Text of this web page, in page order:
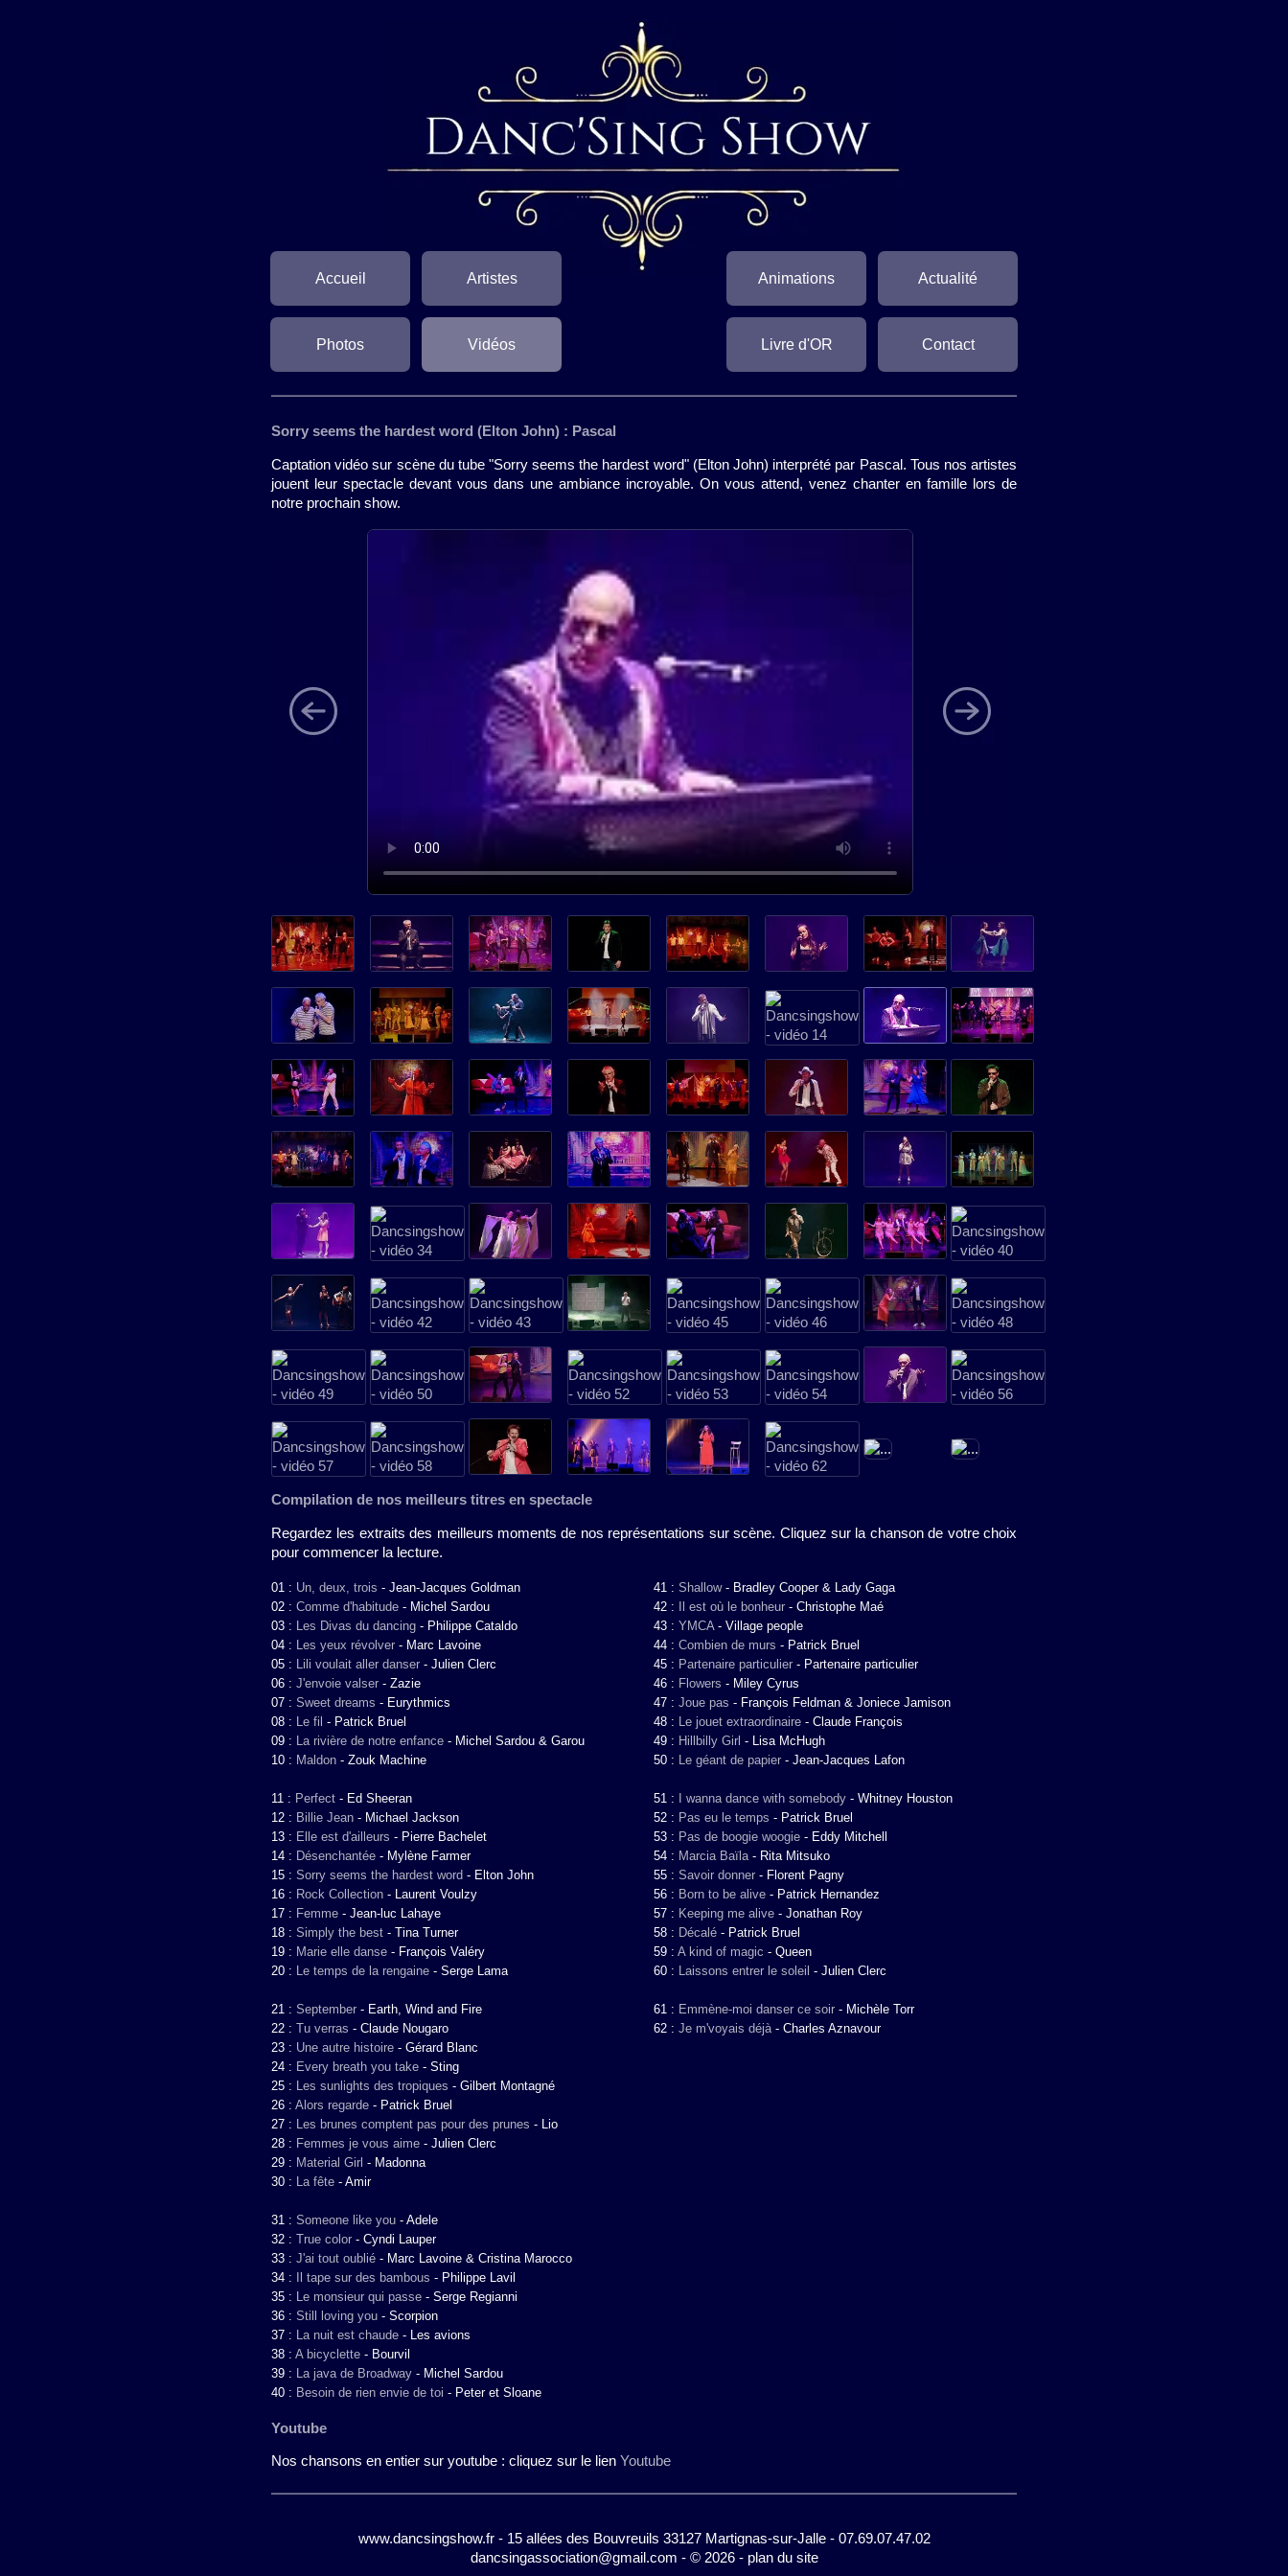
Accueil Artistes Animations Actualité
Photos Vidéos Livre d'OR Contact
Sorry seems the hardest word (Elton John) : Pascal
Captation vidéo sur scène du tube "Sorry seems the hardest word" (Elton John) interprété par Pascal. Tous nos artistes
jouent leur spectacle devant vous dans une ambiance incroyable. On vous attend, venez chanter en famille lors de
notre prochain show.
Compilation de nos meilleurs titres en spectacle
Regardez les extraits des meilleurs moments de nos représentations sur scène. Cliquez sur la chanson de votre choix
pour commencer la lecture.
01 : Un, deux, trois - Jean-Jacques Goldman
02 : Comme d'habitude - Michel Sardou
03 :
Les Divas du dancing - Philippe Cataldo
04 :
Les yeux révolver - Marc Lavoine
05 :
Lili voulait aller danser - Julien Clerc
06 : J'envoie valser - Zazie
07 : Sweet dreams - Eurythmics
08 :
Le fil - Patrick Bruel
09 :
La rivière de notre enfance - Michel Sardou & Garou
10 : Maldon - Zouk Machine
11 : Perfect - Ed Sheeran
12 : Billie Jean - Michael Jackson
13 : Elle est d'ailleurs - Pierre Bachelet
14 : Désenchantée - Mylène Farmer
15 : Sorry seems the hardest word - Elton John
16 : Rock Collection -
Laurent Voulzy
17 : Femme - Jean-luc Lahaye
18 : Simply the best - Tina Turner
19 : Marie elle danse - François Valéry
20 :
Le temps de la rengaine - Serge Lama
21 : September - Earth, Wind and Fire
22 : Tu verras - Claude Nougaro
23 : Une autre histoire - Gérard Blanc
24 : Every breath you take - Sting
25 :
Les sunlights des tropiques - Gilbert Montagné
26 : Alors regarde - Patrick Bruel
27 :
Les brunes comptent pas pour des prunes -
Lio
28 : Femmes je vous aime - Julien Clerc
29 : Material Girl - Madonna
30 :
La fête - Amir
31 : Someone like you - Adele
32 : True color - Cyndi Lauper
33 : J'ai tout oublié - Marc Lavoine & Cristina Marocco
34 :
Il tape sur des bambous - Philippe Lavil
35 :
Le monsieur qui passe - Serge Regianni
36 : Still loving you - Scorpion
37 :
La nuit est chaude -
Les avions
38 : A bicyclette - Bourvil
39 :
La java de Broadway - Michel Sardou
40 : Besoin de rien envie de toi - Peter et Sloane
41 : Shallow- Bradley Cooper & Lady Gaga
42 :
Il est où le bonheur - Christophe Maé
43 : YMCA - Village people
44 : Combien de murs - Patrick Bruel
45 : Partenaire particulier - Partenaire particulier
46 : Flowers - Miley Cyrus
47 : Joue pas - François Feldman & Joniece Jamison
48 :
Le jouet extraordinaire - Claude François
49 : Hillbilly Girl -
Lisa McHugh
50 :
Le géant de papier - Jean-Jacques Lafon
51 : I wanna dance with somebody - Whitney Houston
52 : Pas eu le temps - Patrick Bruel
53 : Pas de boogie woogie - Eddy Mitchell
54 : Marcia Baïla - Rita Mitsuko
55 : Savoir donner - Florent Pagny
56 : Born to be alive - Patrick Hernandez
57 : Keeping me alive - Jonathan Roy
58 : Décalé - Patrick Bruel
59 : A kind of magic - Queen
60 :
Laissons entrer le soleil - Julien Clerc
61 : Emmène-moi danser ce soir - Michèle Torr
62 : Je m'voyais déjà - Charles Aznavour
Youtube
Nos chansons en entier sur youtube : cliquez sur le lien Youtube
www.dancsingshow.fr - 15 allées des Bouvreuils 33127 Martignas-sur-Jalle - 07.69.07.47.02
dancsingassociation@gmail.com - © 2026- plan du site